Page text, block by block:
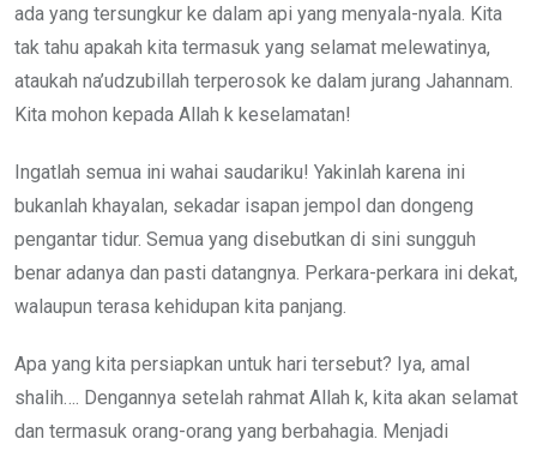
ada yang tersungkur ke dalam api yang menyala-nyala. Kita
tak tahu apakah kita termasuk yang selamat melewatinya,
ataukah na’udzubillah terperosok ke dalam jurang Jahannam.
Kita mohon kepada Allah k keselamatan!
Ingatlah semua ini wahai saudariku! Yakinlah karena ini
bukanlah khayalan, sekadar isapan jempol dan dongeng
pengantar tidur. Semua yang disebutkan di sini sungguh
benar adanya dan pasti datangnya. Perkara-perkara ini dekat,
walaupun terasa kehidupan kita panjang.
Apa yang kita persiapkan untuk hari tersebut? Iya, amal
shalih…. Dengannya setelah rahmat Allah k, kita akan selamat
dan termasuk orang-orang yang berbahagia. Menjadi